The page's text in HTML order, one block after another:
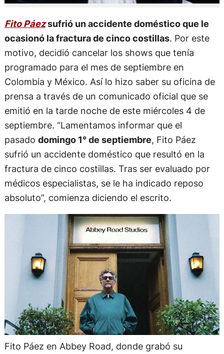
Fito Páezsufrió un accidente doméstico que le
ocasionó la fractura de cinco costillas. Por este
motivo, decidió cancelar los shows que tenía
programado para el mes de septiembre en
Colombia y México. Así lo hizo saber su oficina de
prensa a través de un comunicado oficial que se
emitió en la tarde noche de este miércoles 4 de
septiembre. “Lamentamos informar que el
pasado domingo 1° de septiembre, Fito Páez
sufrió un accidente doméstico que resultó en la
fractura de cinco costillas. Tras ser evaluado por
médicos especialistas, se le ha indicado reposo
absoluto”, comienza diciendo el escrito.
Fito Páez en Abbey Road, donde grabó su